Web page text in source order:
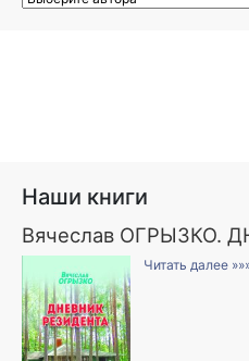
Наши книги
Вячеслав ОГРЫЗКО.
Читать далее